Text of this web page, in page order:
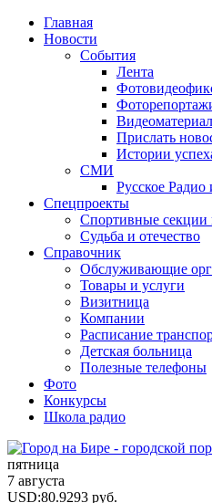
Главная
Новости
События
Лента
Прислать
Истории
СМИ
Русское
Спецпроекты
Спортивные секции
Судьба и отечество
Справочник
Обслуживающие
Товары и услуги
Визитница
Компании
Расписание
Детская больница
Полезные телефоны
Фото
Конкурсы
Школа радио
пятница
7 августа
USD:80.9293 руб.